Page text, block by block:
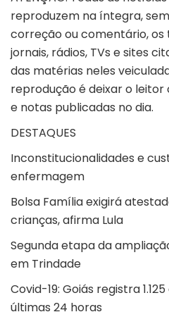
reproduzem na íntegra,
correção ou comentário, os
jornais, rádios, TVs e sites
das matérias neles
reprodução é deixar o
e notas publicadas no dia.
DESTAQUES
Inconstitucionalidades e
enfermagem
Bolsa Família exigirá
crianças, afirma Lula
Segunda etapa da
em Trindade
Covid-19: Goiás registra
últimas 24 horas